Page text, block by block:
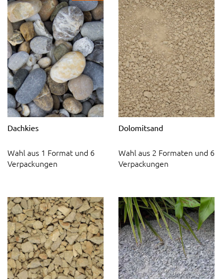
Dachkies
Wahl aus 1 Format und 6
Verpackungen
Dolomitsand
Wahl aus 2 Formaten und 6
Verpackungen